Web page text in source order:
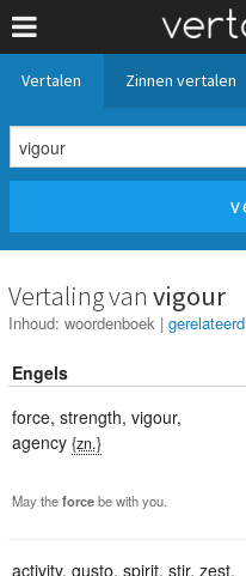
Vertalen Zinnen vertalen
Vertaling van vigour
Inhoud: woordenboek | gerelateerd
Engels
force, strength, vigour,
agency {zn.}
May theforcebe with you.
activity, gusto, spirit, stir, zest,